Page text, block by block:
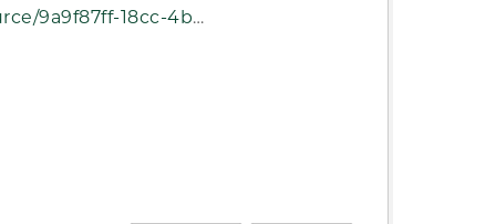
download/20241.json